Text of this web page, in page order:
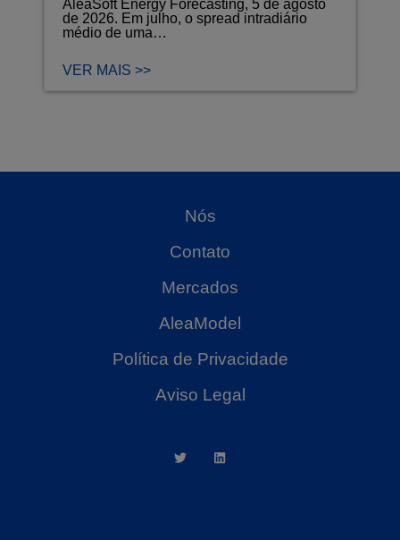
AleaSoft Energy Forecasting, 5 de agosto
de 2026. Em julho, o spread intradiário
médio de uma…
VER MAIS >>
Nós
Contato
Mercados
AleaModel
Política de Privacidade
Aviso Legal